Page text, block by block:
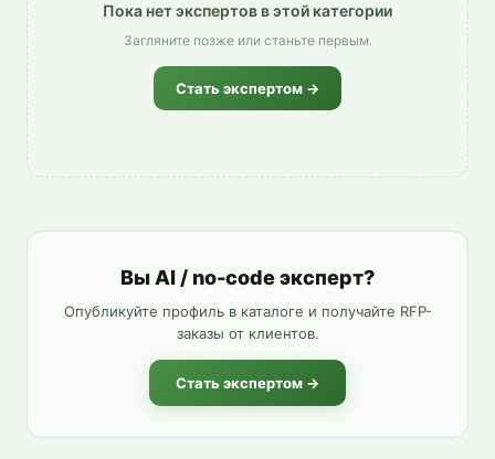
Пока нет экспертов в этой категории
Загляните позже или станьте первым.
Стать экспертом →
Вы AI / no-code эксперт?
Опубликуйте профиль в каталоге и получайте RFP-
заказы от клиентов.
Стать экспертом →